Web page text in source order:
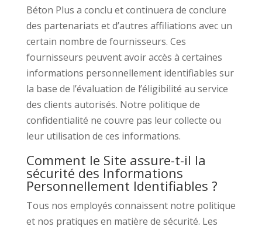
Béton Plus a conclu et continuera de conclure
des partenariats et d’autres affiliations avec un
certain nombre de fournisseurs. Ces
fournisseurs peuvent avoir accès à certaines
informations personnellement identifiables sur
la base de l’évaluation de l’éligibilité au service
des clients autorisés. Notre politique de
confidentialité ne couvre pas leur collecte ou
leur utilisation de ces informations.
Comment le Site assure-t-il la
sécurité des Informations
Personnellement Identifiables ?
Tous nos employés connaissent notre politique
et nos pratiques en matière de sécurité. Les